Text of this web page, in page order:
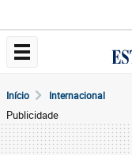
Início Internacional
Publicidade